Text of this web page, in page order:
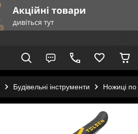
Будівельні інструменти Ножиці